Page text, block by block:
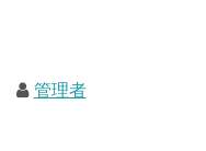
管理者